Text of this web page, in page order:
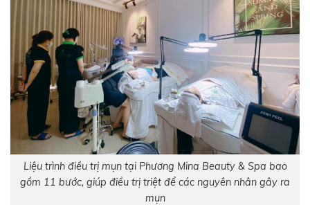
Liệu trình điều trị mụn tại Phương Mina Beauty & Spa bao
gồm 11 bước, giúp điều trị triệt để các nguyên nhân gây ra
mụn